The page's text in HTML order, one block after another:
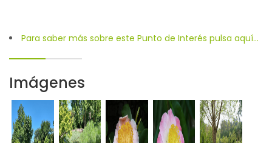
Para saber más sobre este Punto de Interés pulsa aquí...
Imágenes